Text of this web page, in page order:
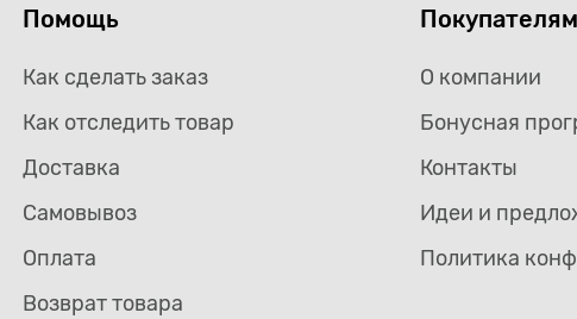
Помощь
Как сделать заказ
Как отследить товар
Доставка
Самовывоз
Оплата
Возврат товара
Покупателям
О компании
Бонусная
Контакты
Идеи и
Политика